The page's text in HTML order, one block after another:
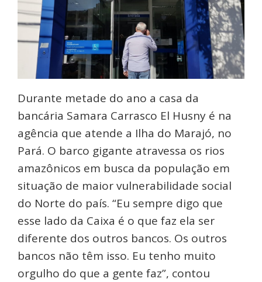
Durante metade do ano a casa da
bancária Samara Carrasco El Husny é na
agência que atende a Ilha do Marajó, no
Pará. O barco gigante atravessa os rios
amazônicos em busca da população em
situação de maior vulnerabilidade social
do Norte do país. “Eu sempre digo que
esse lado da Caixa é o que faz ela ser
diferente dos outros bancos. Os outros
bancos não têm isso. Eu tenho muito
orgulho do que a gente faz”, contou